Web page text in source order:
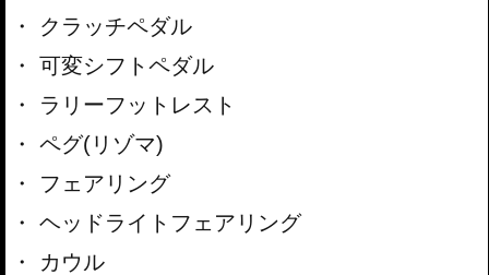
クラッチペダル
可変シフトペダル
ラリーフットレスト
ペグ(リゾマ)
フェアリング
ヘッドライトフェアリング
カウル